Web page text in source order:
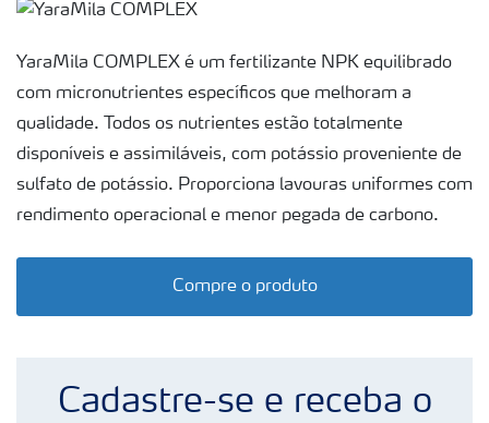
Fertilizantes
Manuseio
de
Soluções
Momento
Milho
YaraMila COMPLEX é um fertilizante NPK equilibrado
com micronutrientes específicos que melhoram a
qualidade. Todos os nutrientes estão totalmente
disponíveis e assimiláveis, com potássio proveniente de
sulfato de potássio. Proporciona lavouras uniformes com
rendimento operacional e menor pegada de carbono.
Compre o produto
Cadastre-se e receba o